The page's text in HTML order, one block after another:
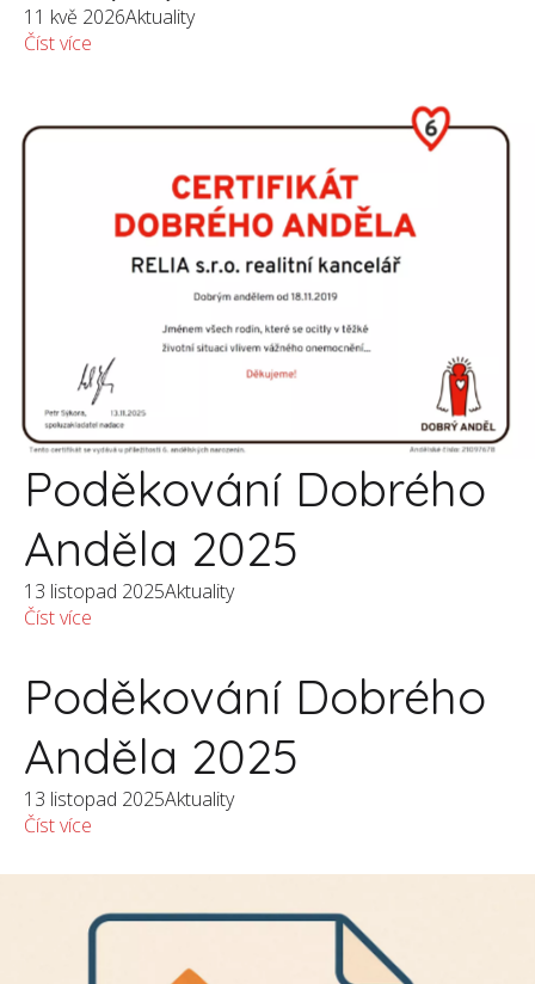
11 kvě 2026Aktuality
Číst více
Poděkování Dobrého
Anděla 2025
13 listopad 2025Aktuality
Číst více
Poděkování Dobrého
Anděla 2025
13 listopad 2025Aktuality
Číst více